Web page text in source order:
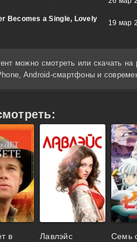
Becomes a Single, Lovely
19 мар
можно смотреть или скачать на
Android-смартфоны и
в
Лавлэйс
Семь